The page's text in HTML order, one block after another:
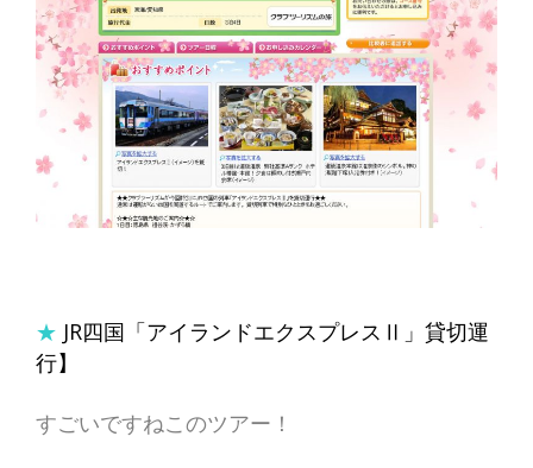
★ JR四国「アイランドエクスプレスⅡ」貸切運
行】
すごいですねこのツアー！